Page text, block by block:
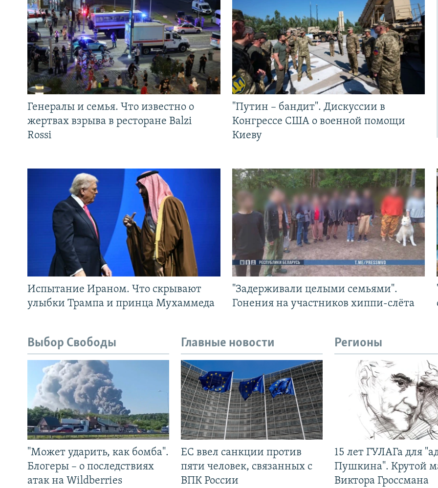
Генералы и семья. Что известно о
жертвах взрыва в ресторане Balzi
Rossi
"Путин – бандит". Дискуссии в
Конгрессе США о военной помощи
Киеву
Испытание Ираном. Что скрывают
улыбки Трампа и принца Мухаммеда
"Задерживали целыми семьями".
Гонения на участников хиппи-слёта
Выбор Свободы
"Может ударить, как бомба".
Блогеры – о последствиях
атак на Wildberries
Главные новости
ЕС ввел санкции против
пяти человек, связанных с
ВПК России
Регионы
15 лет ГУЛАГа для
Пушкина". Крутой
Виктора Гроссмана